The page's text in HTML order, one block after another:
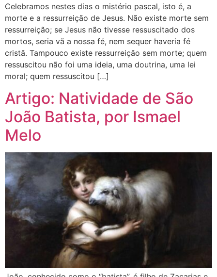
Celebramos nestes dias o mistério pascal, isto é, a
morte e a ressurreição de Jesus. Não existe morte sem
ressurreição; se Jesus não tivesse ressuscitado dos
mortos, seria vã a nossa fé, nem sequer haveria fé
cristã. Tampouco existe ressurreição sem morte; quem
ressuscitou não foi uma ideia, uma doutrina, uma lei
moral; quem ressuscitou […]
Artigo: Natividade de São
João Batista, por Ismael
Melo